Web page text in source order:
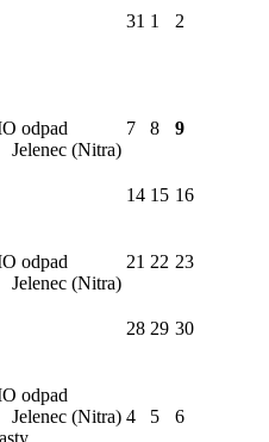
31 1 2
odpad
Jelenec (Nitra)
7 8 9
14 15 16
odpad
Jelenec (Nitra)
21 22 23
28 29 30
odpad
Jelenec (Nitra) 4 5 6